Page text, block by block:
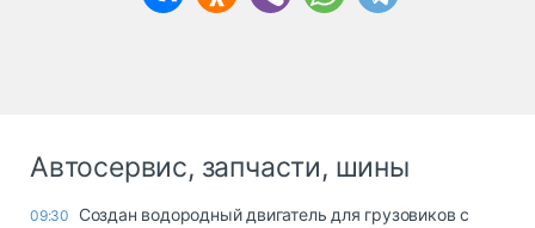
Автосервис, запчасти, шины
09:30
Создан водородный двигатель для грузовиков с